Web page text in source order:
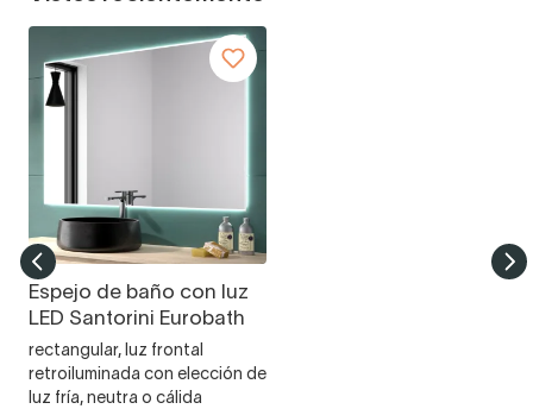
Espejo de baño con luz
LED Santorini Eurobath
rectangular, luz frontal
retroiluminada con elección de
luz fría, neutra o cálida